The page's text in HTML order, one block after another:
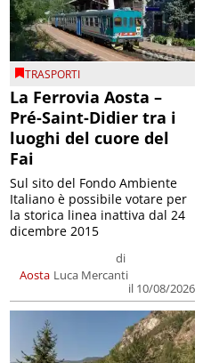
TRASPORTI
La Ferrovia Aosta –
Pré-Saint-Didier tra i
luoghi del cuore del
Fai
Aosta
di
Luca Mercanti
il 10/08/2026
Sul sito del Fondo Ambiente
Italiano è possibile votare per
la storica linea inattiva dal 24
dicembre 2015